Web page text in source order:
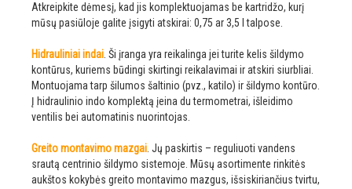
Atkreipkite dėmesį, kad jis komplektuojamas be kartridžo, kurį
mūsų pasiūloje galite įsigyti atskirai: 0,75 ar 3,5 l talpose.
Hidrauliniai indai. Ši įranga yra reikalinga jei turite kelis šildymo
kontūrus, kuriems būdingi skirtingi reikalavimai ir atskiri siurbliai.
Montuojama tarp šilumos šaltinio (pvz., katilo) ir šildymo kontūro.
Į hidraulinio indo komplektą įeina du termometrai, išleidimo
ventilis bei automatinis nuorintojas.
Greito montavimo mazgai. Jų paskirtis – reguliuoti vandens
srautą centrinio šildymo sistemoje. Mūsų asortimente rinkitės
aukštos kokybės greito montavimo mazgus, išsiskiriančius tvirtu,